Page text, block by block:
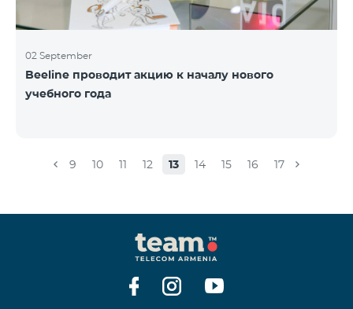
02 September
Beeline проводит акцию к началу нового
учебного года
9 10 11 12 13 14 15 16 17